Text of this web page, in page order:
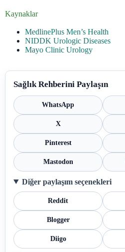
Kaynaklar
MedlinePlus Men’s Health
NIDDK Urologic Diseases
Mayo Clinic Urology
Sağlık Rehberini Paylaşın
WhatsApp
X
Pinterest
Mastodon
Diğer paylaşım seçenekleri
Reddit
Blogger
Diigo